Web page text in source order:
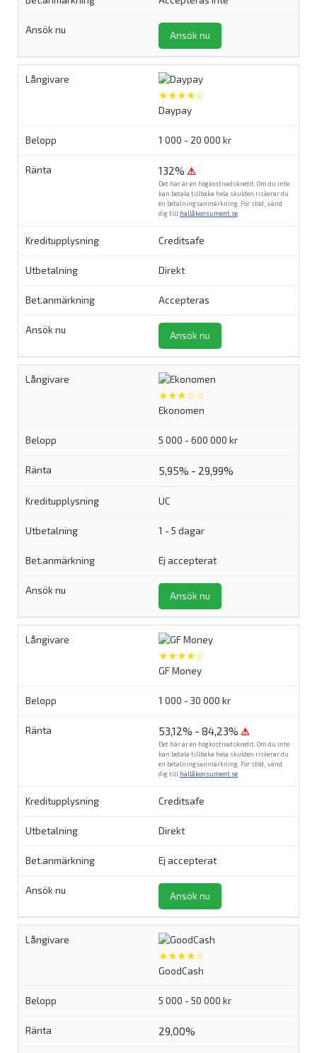
Ansök nu
★★★★☆
Daypay
1 000 - 20 000 kr
132% ⚠
Det här är en högkostnadskredit. Om du inte
kan betala tillbaka hela skulden riskerar du
en betalningsanmärkning. För stöd, vänd
dig till hallåkonsument.se
Creditsafe
Direkt
Accepteras
Ansök nu
★★★☆☆
Ekonomen
5 000 - 600 000 kr
5,95% - 29,99%
UC
1 - 5 dagar
Ej accepterat
Ansök nu
★★★★☆
GF Money
1 000 - 30 000 kr
53,12% - 84,23% ⚠
Det här är en högkostnadskredit. Om du inte
kan betala tillbaka hela skulden riskerar du
en betalningsanmärkning. För stöd, vänd
dig till hallåkonsument.se
Creditsafe
Direkt
Ej accepterat
Ansök nu
★★★★☆
GoodCash
5 000 - 50 000 kr
29,00%